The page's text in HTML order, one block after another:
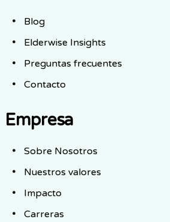
Blog
Elderwise Insights
Preguntas frecuentes
Contacto
Empresa
Sobre Nosotros
Nuestros valores
Impacto
Carreras